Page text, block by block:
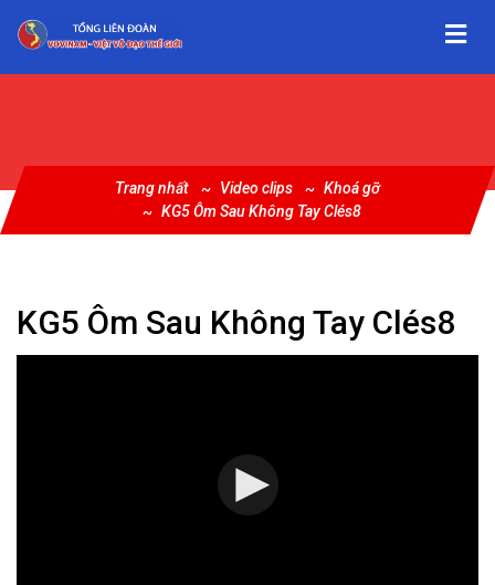
Trang nhất Video clips
Khoá gỡ
KG5 Ôm Sau Không Tay Clés8
KG5 Ôm Sau Không Tay Clés8